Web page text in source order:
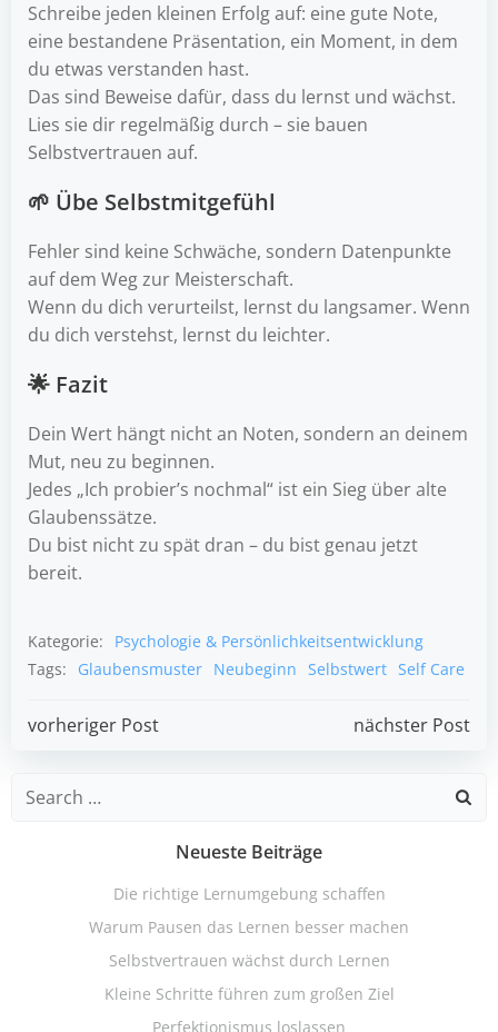
Schreibe jeden kleinen Erfolg auf: eine gute Note,
eine bestandene Präsentation, ein Moment, in dem
du etwas verstanden hast.
Das sind Beweise dafür, dass du lernst und wächst.
Lies sie dir regelmäßig durch – sie bauen
Selbstvertrauen auf.
🌱 Übe Selbstmitgefühl
Fehler sind keine Schwäche, sondern Datenpunkte
auf dem Weg zur Meisterschaft.
Wenn du dich verurteilst, lernst du langsamer. Wenn
du dich verstehst, lernst du leichter.
🌟 Fazit
Dein Wert hängt nicht an Noten, sondern an deinem
Mut, neu zu beginnen.
Jedes „Ich probier’s nochmal“ ist ein Sieg über alte
Glaubenssätze.
Du bist nicht zu spät dran – du bist genau jetzt
bereit.
Kategorie:
Psychologie & Persönlichkeitsentwicklung
Tags:
Glaubensmuster Neubeginn Selbstwert Self Care
Post
navigation
vorheriger Post
navigation
nächster Post
Search
Neueste Beiträge
Die richtige Lernumgebung schaffen
Warum Pausen das Lernen besser machen
Selbstvertrauen wächst durch Lernen
Kleine Schritte führen zum großen Ziel
Perfektionismus loslassen